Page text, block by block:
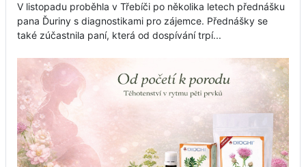
V listopadu proběhla v Třebíči po několika letech přednášku
pana Ďuriny s diagnostikami pro zájemce. Přednášky se
také zúčastnila paní, která od dospívání trpí...